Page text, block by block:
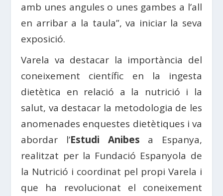
amb unes angules o unes gambes a l’all
en arribar a la taula”, va iniciar la seva
exposició.
Varela va destacar la importància del
coneixement científic en la ingesta
dietètica en relació a la nutrició i la
salut, va destacar la metodologia de les
anomenades enquestes dietètiques i va
abordar l’Estudi Anibes a Espanya,
realitzat per la Fundació Espanyola de
la Nutrició i coordinat pel propi Varela i
que ha revolucionat el coneixement